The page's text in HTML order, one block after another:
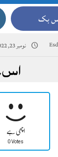
بک
نومبر 23, 2022
اس
اچھی ہے
0 Votes